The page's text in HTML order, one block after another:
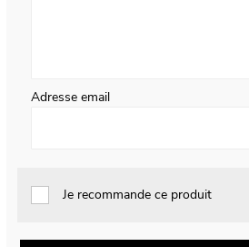
Adresse email
Je recommande ce produit